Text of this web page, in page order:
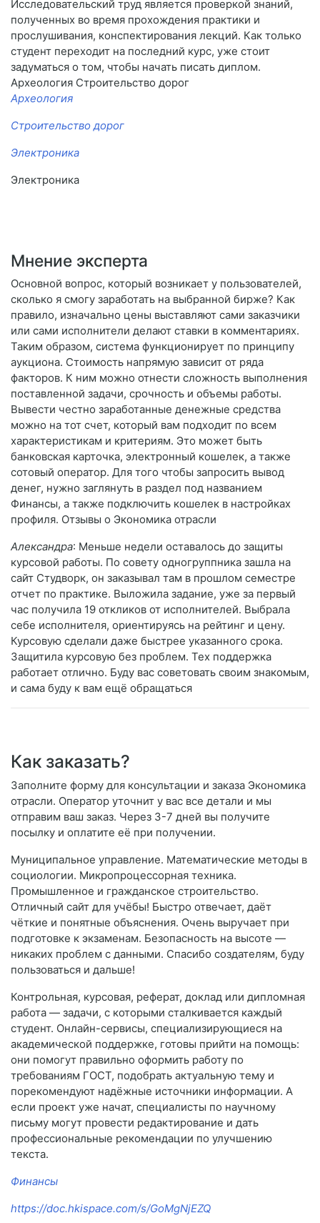
Исследовательский труд является проверкой знаний,
полученных во время прохождения практики и
прослушивания, конспектирования лекций. Как только
студент переходит на последний курс, уже стоит
задуматься о том, чтобы начать писать диплом.
Археология Строительство дорог
Археология
Строительство дорог
Электроника
Электроника
Мнение эксперта
Основной вопрос, который возникает у пользователей,
сколько я смогу заработать на выбранной бирже? Как
правило, изначально цены выставляют сами заказчики
или сами исполнители делают ставки в комментариях.
Таким образом, система функционирует по принципу
аукциона. Стоимость напрямую зависит от ряда
факторов. К ним можно отнести сложность выполнения
поставленной задачи, срочность и объемы работы.
Вывести честно заработанные денежные средства
можно на тот счет, который вам подходит по всем
характеристикам и критериям. Это может быть
банковская карточка, электронный кошелек, а также
сотовый оператор. Для того чтобы запросить вывод
денег, нужно заглянуть в раздел под названием
Финансы, а также подключить кошелек в настройках
профиля. Отзывы о Экономика отрасли
Александра: Меньше недели оставалось до защиты
курсовой работы. По совету одногруппника зашла на
сайт Студворк, он заказывал там в прошлом семестре
отчет по практике. Выложила задание, уже за первый
час получила 19 откликов от исполнителей. Выбрала
себе исполнителя, ориентируясь на рейтинг и цену.
Курсовую сделали даже быстрее указанного срока.
Защитила курсовую без проблем. Тех поддержка
работает отлично. Буду вас советовать своим знакомым,
и сама буду к вам ещё обращаться
Как заказать?
Заполните форму для консультации и заказа Экономика
отрасли. Оператор уточнит у вас все детали и мы
отправим ваш заказ. Через 3-7 дней вы получите
посылку и оплатите её при получении.
Муниципальное управление. Математические методы в
социологии. Микропроцессорная техника.
Промышленное и гражданское строительство.
Отличный сайт для учёбы! Быстро отвечает, даёт
чёткие и понятные объяснения. Очень выручает при
подготовке к экзаменам. Безопасность на высоте —
никаких проблем с данными. Спасибо создателям, буду
пользоваться и дальше!
Контрольная, курсовая, реферат, доклад или дипломная
работа — задачи, с которыми сталкивается каждый
студент. Онлайн-сервисы, специализирующиеся на
академической поддержке, готовы прийти на помощь:
они помогут правильно оформить работу по
требованиям ГОСТ, подобрать актуальную тему и
порекомендуют надёжные источники информации. А
если проект уже начат, специалисты по научному
письму могут провести редактирование и дать
профессиональные рекомендации по улучшению
текста.
Финансы
https://doc.hkispace.com/s/GoMgNjEZQ